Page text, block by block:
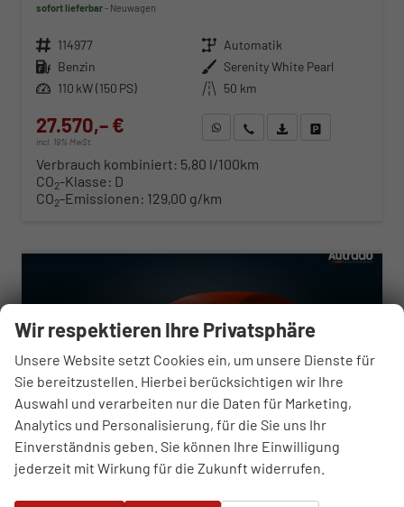
sofort lieferbar Neuwagen
Fahrzeugnr. 114977 Getriebe Automatik
Kraftstoff Benzin Außenfarbe Serenity White Pearl
Leistung 110 kW (150 PS) Kilometerstand 50 km
27.570,– €
incl. 19% MwSt.
WhatsApp anfragen
Wir rufen Sie anFahrzeugexposé (PDF)
Verbrauch kombiniert: 5,80 l/100km
CO2-Klasse: D
CO2-Emissionen: 129,00 g/km
Wir respektieren Ihre Privatsphäre
Unsere Website setzt Cookies ein, um unsere Dienste für
Sie bereitzustellen. Hierbei berücksichtigen wir Ihre
Auswahl und verarbeiten nur die Daten für Marketing,
Analytics und Personalisierung, für die Sie uns Ihr
Einverständnis geben. Sie können Ihre Einwilligung
jederzeit mit Wirkung für die Zukunft widerrufen.